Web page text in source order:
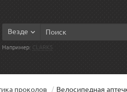
Везде
Например: CLARKS
проколов Велосипедная